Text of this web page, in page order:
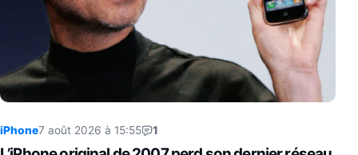
iPhone7 août 2026 à 15:55 1